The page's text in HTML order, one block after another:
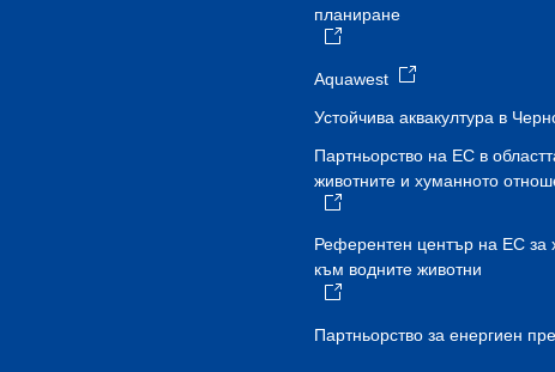
планиране
Aquawest
Устойчива аквакултура в
Партньорство на ЕС в
животните и хуманното
Референтен център на ЕС за
към водните животни
Партньорство за енергиен